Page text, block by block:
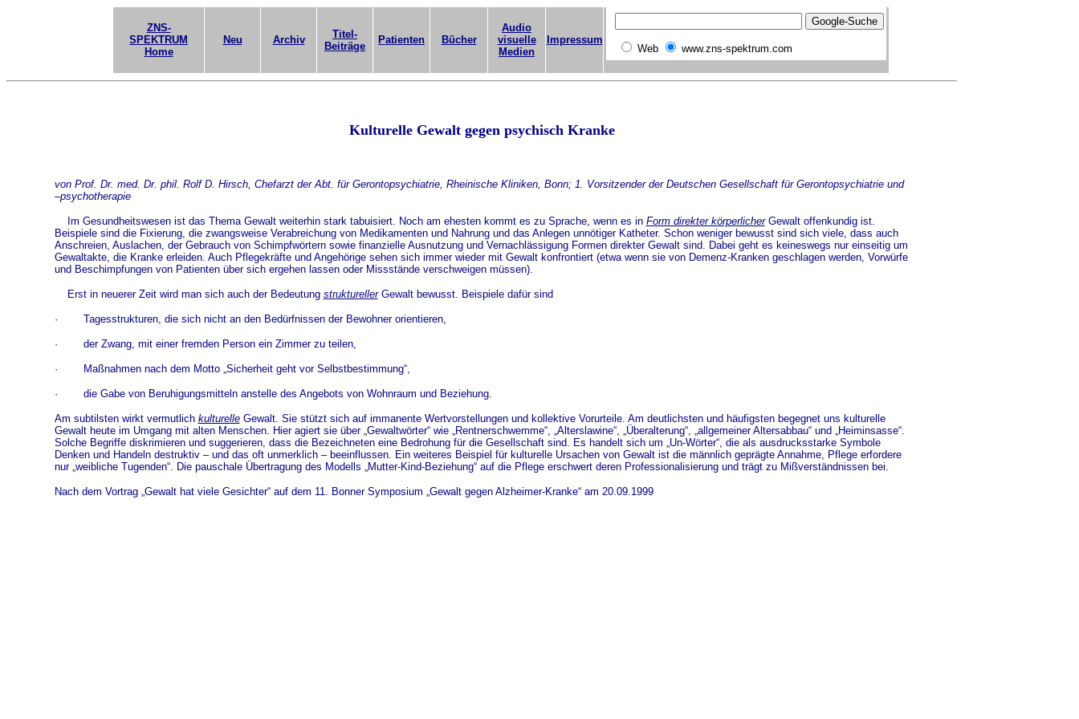
ZNS-
SPEKTRUM
Home
Neu Archiv
Titel-
Beiträge
Patienten Bücher
Audio
visuelle
Medien
Impressum
Web www.zns-spektrum.com
Kulturelle Gewalt gegen psychisch Kranke
von Prof. Dr. med. Dr. phil. Rolf D. Hirsch, Chefarzt der Abt. für Gerontopsychiatrie, Rheinische Kliniken, Bonn; 1. Vorsitzender der Deutschen Gesellschaft für Gerontopsychiatrie und
–psychotherapie
Im Gesundheitswesen ist das Thema Gewalt weiterhin stark tabuisiert. Noch am ehesten kommt es zu Sprache, wenn es in Form direkter körperlicherGewalt offenkundig ist.
Beispiele sind die Fixierung, die zwangsweise Verabreichung von Medikamenten und Nahrung und das Anlegen unnötiger Katheter. Schon weniger bewusst sind sich viele, dass auch
Anschreien, Auslachen, der Gebrauch von Schimpfwörtern sowie finanzielle Ausnutzung und Vernachlässigung Formen direkter Gewalt sind. Dabei geht es keineswegs nur einseitig um
Gewaltakte, die Kranke erleiden. Auch Pflegekräfte und Angehörige sehen sich immer wieder mit Gewalt konfrontiert (etwa wenn sie von Demenz-Kranken geschlagen werden, Vorwürfe
und Beschimpfungen von Patienten über sich ergehen lassen oder Missstände verschweigen müssen).
Erst in neuerer Zeit wird man sich auch der Bedeutung strukturellerGewalt bewusst. Beispiele dafür sind
· Tagesstrukturen, die sich nicht an den Bedürfnissen der Bewohner orientieren,
· der Zwang, mit einer fremden Person ein Zimmer zu teilen,
· Maßnahmen nach dem Motto „Sicherheit geht vor Selbstbestimmung“,
· die Gabe von Beruhigungsmitteln anstelle des Angebots von Wohnraum und Beziehung.
Am subtilsten wirkt vermutlich kulturelleGewalt. Sie stützt sich auf immanente Wertvorstellungen und kollektive Vorurteile. Am deutlichsten und häufigsten begegnet uns kulturelle
Gewalt heute im Umgang mit alten Menschen. Hier agiert sie über „Gewaltwörter“ wie „Rentnerschwemme“, „Alterslawine“, „Überalterung“, „allgemeiner Altersabbau“ und „Heiminsasse“.
Solche Begriffe diskrimieren und suggerieren, dass die Bezeichneten eine Bedrohung für die Gesellschaft sind. Es handelt sich um „Un-Wörter“, die als ausdrucksstarke Symbole
Denken und Handeln destruktiv – und das oft unmerklich – beeinflussen. Ein weiteres Beispiel für kulturelle Ursachen von Gewalt ist die männlich geprägte Annahme, Pflege erfordere
nur „weibliche Tugenden“. Die pauschale Übertragung des Modells „Mutter-Kind-Beziehung“ auf die Pflege erschwert deren Professionalisierung und trägt zu Mißverständnissen bei.
Nach dem Vortrag „Gewalt hat viele Gesichter“ auf dem 11. Bonner Symposium „Gewalt gegen Alzheimer-Kranke“ am 20.09.1999